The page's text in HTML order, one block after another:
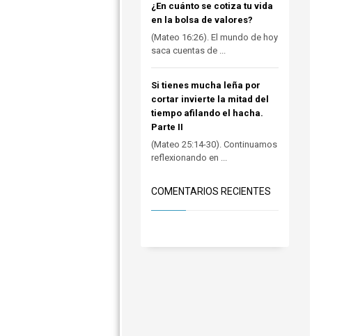
¿En cuánto se cotiza tu vida
en la bolsa de valores?
(Mateo 16:26). El mundo de hoy
saca cuentas de ...
Si tienes mucha leña por
cortar invierte la mitad del
tiempo afilando el hacha.
Parte II
(Mateo 25:14-30). Continuamos
reflexionando en ...
COMENTARIOS RECIENTES